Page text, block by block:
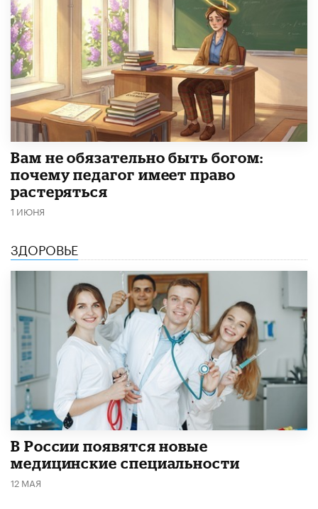
​Вам не обязательно быть богом:
почему педагог имеет право
растеряться
1 ИЮНЯ
ЗДОРОВЬЕ
В России появятся новые
медицинские специальности
12 МАЯ